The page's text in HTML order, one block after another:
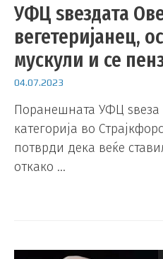
УФЦ ѕвездата
вегетеријанец,
мускули и се
04.07.2023
Поранешната УФЦ
категорија во
потврди дека веќе
откако …